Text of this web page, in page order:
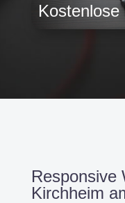
Kostenlose
Responsive
Kirchheim